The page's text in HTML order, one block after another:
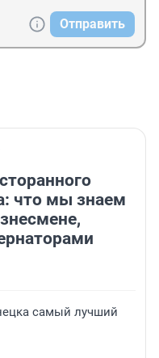
Отправить
что мы знаем
самый лучший